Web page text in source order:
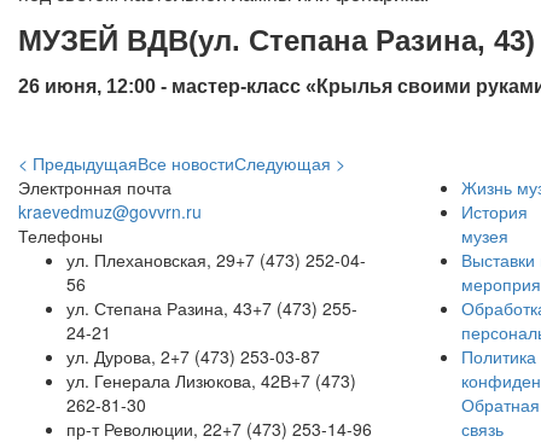
МУЗЕЙ ВДВ(ул. Степана Разина, 43)
26 июня, 12:00 - мастер-класс «Крылья своими
< ПредыдущаяВсе новостиСледующая >
Электронная почта
kraevedmuz@govvrn.ru
Телефоны
ул. Плехановская, 29+7 (473) 252-04-
56
ул. Степана Разина, 43+7 (473) 255-
24-21
ул. Дурова, 2+7 (473) 253-03-87
ул. Генерала Лизюкова, 42В+7 (473)
262-81-30
пр-т Революции, 22+7 (473) 253-14-96
Жизнь
История
музея
Выставки
Политика
Обратная
связь